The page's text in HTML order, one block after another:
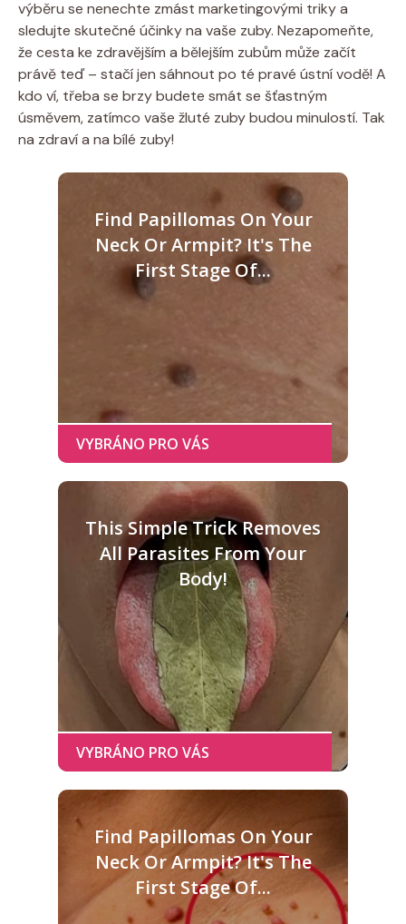
výběru se nenechte zmást marketingovými triky a
sledujte skutečné účinky na vaše zuby. Nezapomeňte,
že cesta ke zdravějším a bělejším zubům může začít
právě teď – stačí jen sáhnout po té pravé ústní vodě! A
kdo ví, třeba se brzy budete smát se šťastným
úsměvem, zatímco vaše žluté zuby budou minulostí. Tak
na zdraví a na bílé zuby!
Find Papillomas On Your
Neck Or Armpit? It's The
First Stage Of...
This Simple Trick Removes
All Parasites From Your
Body!
Find Papillomas On Your
Neck Or Armpit? It's The
First Stage Of...